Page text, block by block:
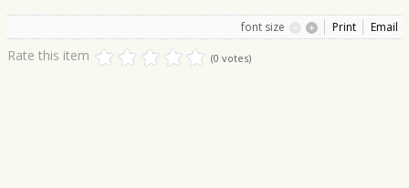
font size Print Email
Rate this item (0 votes)